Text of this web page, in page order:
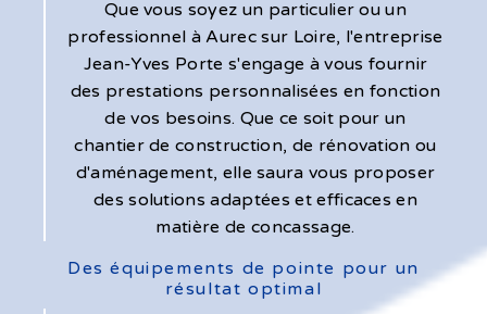
Que vous soyez un particulier ou un
professionnel à Aurec sur Loire, l'entreprise
Jean-Yves Porte s'engage à vous fournir
des prestations personnalisées en fonction
de vos besoins. Que ce soit pour un
chantier de construction, de rénovation ou
d'aménagement, elle saura vous proposer
des solutions adaptées et efficaces en
matière de concassage.
Des équipements de pointe pour un
résultat optimal